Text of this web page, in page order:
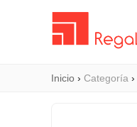
Inicio › Categoría ›